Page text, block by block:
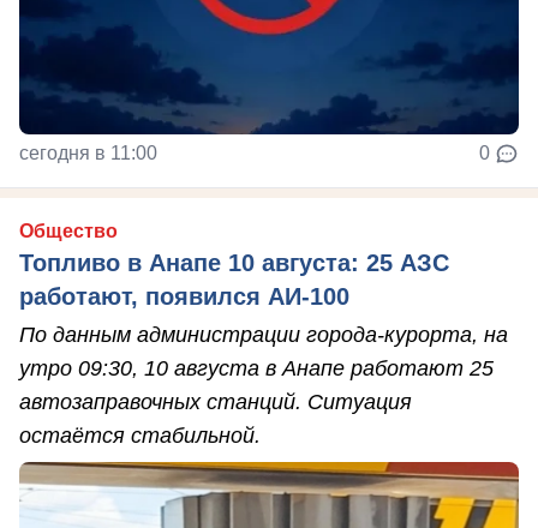
сегодня в 11:00 0
Общество
Топливо в Анапе 10 августа: 25 АЗС
работают, появился АИ-100
По данным администрации города-курорта, на
утро 09:30, 10 августа в Анапе работают 25
автозаправочных станций. Ситуация
остаётся стабильной.